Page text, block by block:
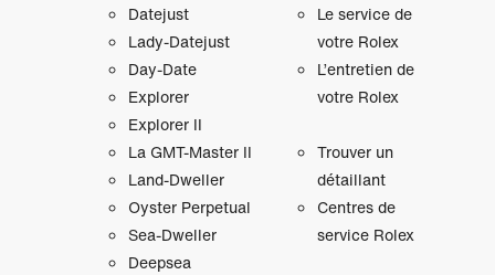
Datejust
Lady‑Datejust
Day‑Date
Explorer
Explorer II
La GMT‑Master II
Land-Dweller
Oyster Perpetual
Sea-Dweller
Deepsea
Le service de
votre Rolex
L’entretien de
votre Rolex
Trouver un
détaillant
Centres de
service Rolex